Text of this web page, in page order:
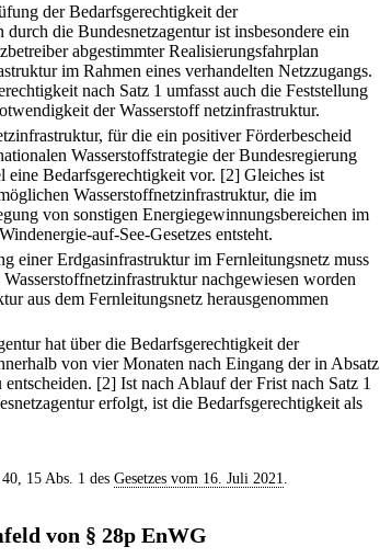
der Bedarfsgerechtigkeit der
die Bundesnetzagentur ist insbesondere ein
abgestimmter Realisierungsfahrplan
im Rahmen eines verhandelten Netzzugangs.
nach Satz 1 umfasst auch die Feststellung
der Wasserstoff netzinfrastruktur.
für die ein positiver Förderbescheid
Wasserstoffstrategie der Bundesregierung
eine Bedarfsgerechtigkeit vor. [2] Gleiches ist
Wasserstoffnetzinfrastruktur, die im
von sonstigen Energiegewinnungsbereichen im
auf-See-Gesetzes entsteht.
einer Erdgasinfrastruktur im Fernleitungsnetz muss
nachgewiesen worden
aus dem Fernleitungsnetz herausgenommen
hat über die Bedarfsgerechtigkeit der
von vier Monaten nach Eingang der in Absatz
[2] Ist nach Ablauf der Frist nach Satz 1
erfolgt, ist die Bedarfsgerechtigkeit als
15 Abs. 1 des Gesetzes vom 16. Juli 2021.
von § 28p EnWG